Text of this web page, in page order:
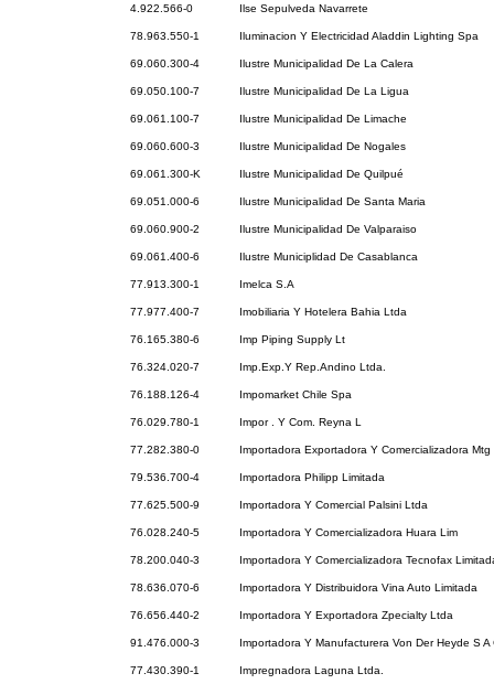
4.922.566-0 Ilse Sepulveda Navarrete
78.963.550-1 Iluminacion Y Electricidad Aladdin Lighting Spa
69.060.300-4 Ilustre Municipalidad De La Calera
69.050.100-7 Ilustre Municipalidad De La Ligua
69.061.100-7 Ilustre Municipalidad De Limache
69.060.600-3 Ilustre Municipalidad De Nogales
69.061.300-K Ilustre Municipalidad De Quilpué
69.051.000-6 Ilustre Municipalidad De Santa Maria
69.060.900-2 Ilustre Municipalidad De Valparaiso
69.061.400-6 Ilustre Municiplidad De Casablanca
77.913.300-1 Imelca S.A
77.977.400-7 Imobiliaria Y Hotelera Bahia Ltda
76.165.380-6 Imp Piping Supply Lt
76.324.020-7 Imp.Exp.Y Rep.Andino Ltda.
76.188.126-4 Impomarket Chile Spa
76.029.780-1 Impor . Y Com. Reyna L
77.282.380-0 Importadora Exportadora Y Comercializadora Mtg
79.536.700-4 Importadora Philipp Limitada
77.625.500-9 Importadora Y Comercial Palsini Ltda
76.028.240-5 Importadora Y Comercializadora Huara Lim
78.200.040-3 Importadora Y Comercializadora Tecnofax
78.636.070-6 Importadora Y Distribuidora Vina Auto Limitada
76.656.440-2 Importadora Y Exportadora Zpecialty Ltda
91.476.000-3 Importadora Y Manufacturera Von Der Heyde S A
77.430.390-1 Impregnadora Laguna Ltda.